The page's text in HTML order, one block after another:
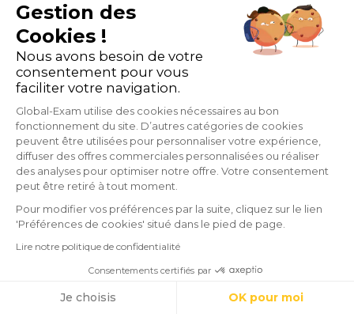
de rédacteurs partage avec vous notre
passion ! Vous avez aussi des questions,
Dites-nous tout !
Entreprise Evaluation des collaborateurs
Gestion des
Cookies !
Nous avons besoin de votre
consentement pour vous
faciliter votre navigation.
Global-Exam utilise des cookies nécessaires au bon
fonctionnement du site. D’autres catégories de cookies
peuvent être utilisées pour personnaliser votre expérience,
diffuser des offres commerciales personnalisées ou réaliser
des analyses pour optimiser notre offre. Votre consentement
peut être retiré à tout moment.
Pour modifier vos préférences par la suite, cliquez sur le lien
'Préférences de cookies' situé dans le pied de page.
Lire notre politique de confidentialité
Consentements certifiés par
Je choisis OK pour moi
Cookies